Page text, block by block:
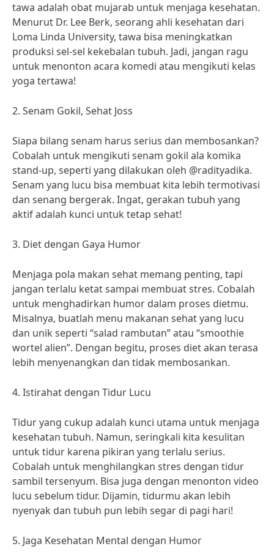
tawa adalah obat mujarab untuk menjaga kesehatan.
Menurut Dr. Lee Berk, seorang ahli kesehatan dari
Loma Linda University, tawa bisa meningkatkan
produksi sel-sel kekebalan tubuh. Jadi, jangan ragu
untuk menonton acara komedi atau mengikuti kelas
yoga tertawa!
2. Senam Gokil, Sehat Joss
Siapa bilang senam harus serius dan membosankan?
Cobalah untuk mengikuti senam gokil ala komika
stand-up, seperti yang dilakukan oleh @radityadika.
Senam yang lucu bisa membuat kita lebih termotivasi
dan senang bergerak. Ingat, gerakan tubuh yang
aktif adalah kunci untuk tetap sehat!
3. Diet dengan Gaya Humor
Menjaga pola makan sehat memang penting, tapi
jangan terlalu ketat sampai membuat stres. Cobalah
untuk menghadirkan humor dalam proses dietmu.
Misalnya, buatlah menu makanan sehat yang lucu
dan unik seperti “salad rambutan” atau “smoothie
wortel alien”. Dengan begitu, proses diet akan terasa
lebih menyenangkan dan tidak membosankan.
4. Istirahat dengan Tidur Lucu
Tidur yang cukup adalah kunci utama untuk menjaga
kesehatan tubuh. Namun, seringkali kita kesulitan
untuk tidur karena pikiran yang terlalu serius.
Cobalah untuk menghilangkan stres dengan tidur
sambil tersenyum. Bisa juga dengan menonton video
lucu sebelum tidur. Dijamin, tidurmu akan lebih
nyenyak dan tubuh pun lebih segar di pagi hari!
5. Jaga Kesehatan Mental dengan Humor